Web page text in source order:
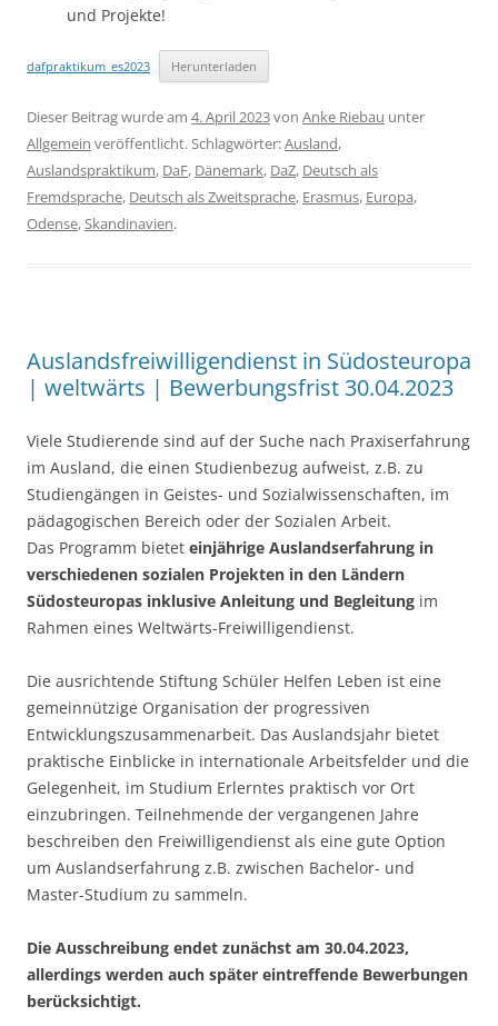
und Projekte!
dafpraktikum_es2023 Herunterladen
Dieser Beitrag wurde am 4. April 2023von Anke Riebau unter
Allgemein veröffentlicht. Schlagwörter:Ausland,
Auslandspraktikum, DaF, Dänemark, DaZ, Deutsch als
Fremdsprache, Deutsch als Zweitsprache, Erasmus, Europa,
Odense,Skandinavien.
Auslandsfreiwilligendienst in Südosteuropa
| weltwärts | Bewerbungsfrist 30.04.2023
Viele Studierende sind auf der Suche nach Praxiserfahrung
im Ausland, die einen Studienbezug aufweist, z.B. zu
Studiengängen in Geistes- und Sozialwissenschaften, im
pädagogischen Bereich oder der Sozialen Arbeit.
Das Programm bietet einjährige Auslandserfahrung in
verschiedenen sozialen Projekten in den Ländern
Südosteuropas inklusive Anleitung und Begleitung im
Rahmen eines Weltwärts-Freiwilligendienst.
Die ausrichtende Stiftung Schüler Helfen Leben ist eine
gemeinnützige Organisation der progressiven
Entwicklungszusammenarbeit. Das Auslandsjahr bietet
praktische Einblicke in internationale Arbeitsfelder und die
Gelegenheit, im Studium Erlerntes praktisch vor Ort
einzubringen. Teilnehmende der vergangenen Jahre
beschreiben den Freiwilligendienst als eine gute Option
um Auslandserfahrung z.B. zwischen Bachelor- und
Master-Studium zu sammeln.
Die Ausschreibung endet zunächst am 30.04.2023,
allerdings werden auch später eintreffende Bewerbungen
berücksichtigt.